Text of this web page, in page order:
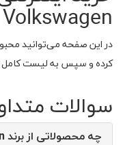
Volkswagen
در این صفحه می‌توانید
کرده و سپس به لیست کامل
سوالات
چه محصولاتی از برند Volkswagen موجود است؟